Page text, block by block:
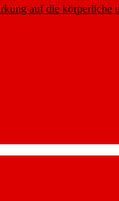
auf die körperliche